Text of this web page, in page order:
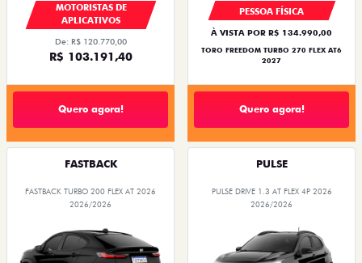
MOTORISTAS DE
APLICATIVOS
De: R$ 120.770,00
R$ 103.191,40
Quero agora!
PESSOA FÍSICA
À VISTA POR R$ 134.990,00
TORO FREEDOM TURBO 270 FLEX AT6
2027
Quero agora!
FASTBACK
FASTBACK TURBO 200 FLEX AT 2026
2026/2026
PULSE
PULSE DRIVE 1.3 AT FLEX 4P 2026
2026/2026